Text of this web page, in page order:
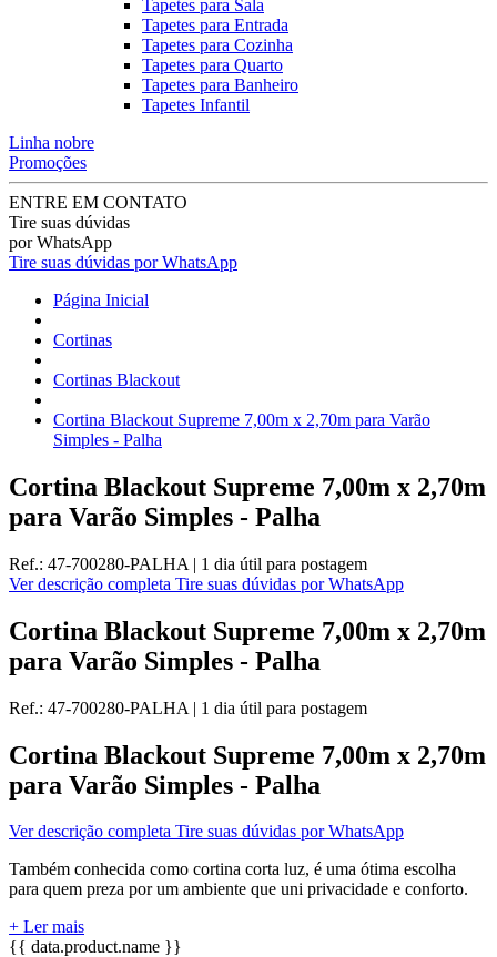
Tapetes para Sala
Tapetes para Entrada
Tapetes para Cozinha
Tapetes para Quarto
Tapetes para Banheiro
Tapetes Infantil
Linha nobre
Promoções
ENTRE EM CONTATO
Tire suas dúvidas
por WhatsApp
Tire suas dúvidas por WhatsApp
Página Inicial
Cortinas
Cortinas Blackout
Cortina Blackout Supreme 7,00m x 2,70m para Varão
Simples - Palha
Cortina Blackout Supreme 7,00m x 2,70m
para Varão Simples - Palha
Ref.: 47-700280-PALHA | 1 dia útil para postagem
Ver descrição completa Tire suas dúvidas por WhatsApp
Cortina Blackout Supreme 7,00m x 2,70m
para Varão Simples - Palha
Ref.: 47-700280-PALHA | 1 dia útil para postagem
Cortina Blackout Supreme 7,00m x 2,70m
para Varão Simples - Palha
Ver descrição completa Tire suas dúvidas por WhatsApp
Também conhecida como cortina corta luz, é uma ótima escolha
para quem preza por um ambiente que uni privacidade e conforto.
+ Ler mais
{{ data.product.name }}